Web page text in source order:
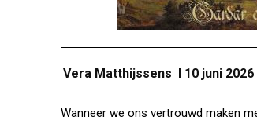
Vera Matthijssens I 10 juni 2026
Wanneer we ons vertrouwd maken